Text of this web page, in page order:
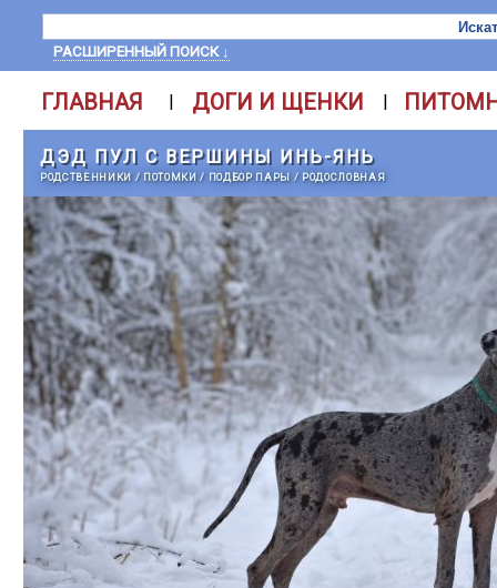
РАСШИРЕННЫЙ ПОИСК ↓
ГЛАВНАЯ | ДОГИ И ЩЕНКИ |
ДЭД ПУЛ С ВЕРШИНЫ ИНЬ-ЯНЬ
РОДСТВЕННИКИ / ПОТОМКИ/ ПОДБОР ПАРЫ / РОДОСЛОВНАЯ